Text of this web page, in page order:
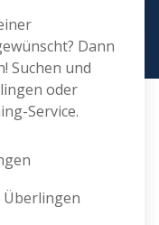
Dann
Suchen und
oder
Service.
Überlingen